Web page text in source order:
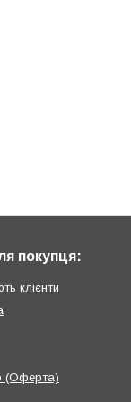
покупця:
клієнти
(Оферта)